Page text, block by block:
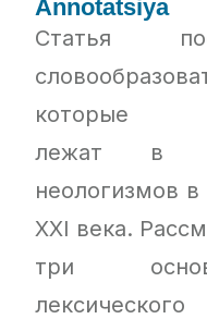
Annotatsiya
Статья
которые
лежат в
неологизмов
XXI века.
три